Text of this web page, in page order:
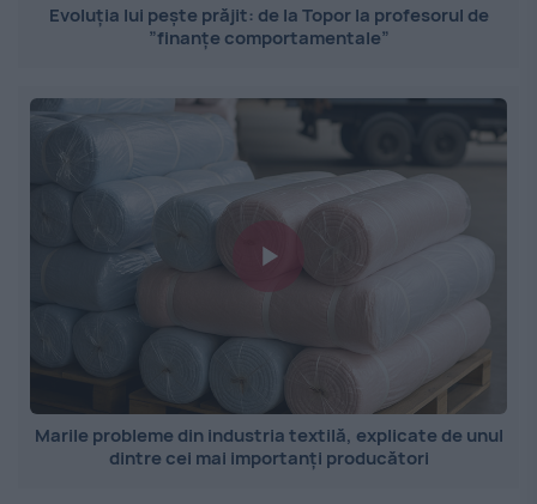
Evoluția lui pește prăjit: de la Topor la profesorul de
”finanțe comportamentale”
Marile probleme din industria textilă, explicate de unul
dintre cei mai importanți producători